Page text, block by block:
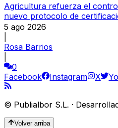
Agricultura refuerza el
nuevo protocolo de
5 ago 2026
Rosa Barrios
0
Facebook
Instagram X
© Publialbor S.L. ·
Volver arriba